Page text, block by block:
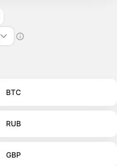
BTC
RUB
GBP